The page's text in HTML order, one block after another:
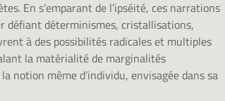
En s’emparant de l’ipséité, ces narrations
défiant déterminismes, cristallisations,
à des possibilités radicales et multiples
la matérialité de marginalités
notion même d’individu, envisagée dans sa